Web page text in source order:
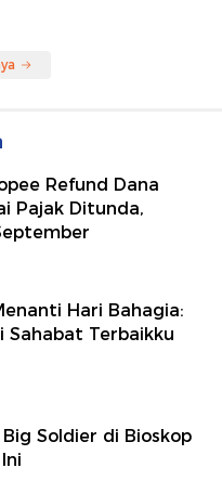
Refund Dana
Pajak Ditunda,
Hari Bahagia:
Sahabat Terbaikku
Soldier di Bioskop